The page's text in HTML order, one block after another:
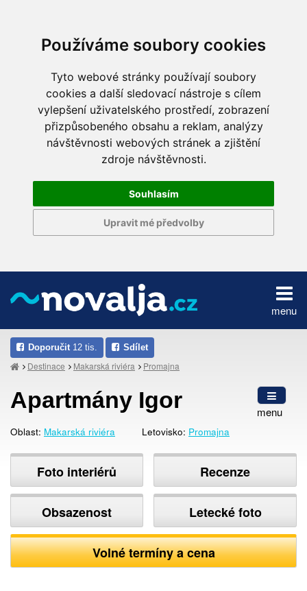
Používáme soubory cookies
Tyto webové stránky používají soubory
cookies a další sledovací nástroje s cílem
vylepšení uživatelského prostředí, zobrazení
přizpůsobeného obsahu a reklam, analýzy
návštěvnosti webových stránek a zjištění
zdroje návštěvnosti.
Souhlasím
Upravit mé předvolby
menu
Doporučit 12 tis. Sdílet
Destinace Makarská riviéra Promajna
menu
Apartmány Igor
Oblast: Makarská riviéra Letovisko: Promajna
Foto interiérů
Obsazenost
Recenze
Letecké foto
Volné termíny a cena